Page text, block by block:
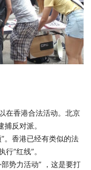
在香港合法活动。北京
反对派。
。香港已经有类似的法
“红线”。
势力活动” ，这是要打